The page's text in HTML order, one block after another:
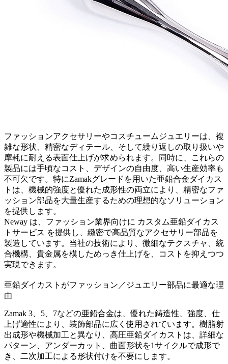
ファッションアクセサリーやコスチュームジュエリーは、複
雑な形状、精密なディテール、そして繰り返しの取り扱いや
摩耗に耐える表面仕上げが求められます。同時に、これらの
製品には手頃なコスト、デザインの自由度、高い生産効率も
不可欠です。特にZamakグレードを用いた亜鉛合金ダイカス
トは、機械的強度と優れた成形性の両立により、精密なファ
ッション部品を大量生産するための理想的なソリューション
を提供します。
Neway は、ファッション業界向けに カスタム亜鉛ダイカス
トサービス を提供し、緻密で高品質なアクセサリー部品を
製造しています。当社の技術により、微細なテクスチャ、統
合機構、貴金属を模しためっき仕上げを、コストを抑えつつ
実現できます。
亜鉛ダイカストがファッション／ジュエリー部品に最適な理
由
Zamak 3、5、7などの亜鉛合金は、優れた鋳造性、強度、仕
上げ適性により、装飾部品に広く使用されています。樹脂射
出成形や機械加工と異なり、高圧亜鉛ダイカストは、詳細な
パターン、アンダーカット、曲面形状を1サイクルで成形で
き、二次加工による形状付けを不要にします。